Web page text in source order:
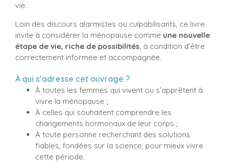
vie.
Loin des discours alarmistes ou culpabilisants, ce livre
invite à considérer la ménopause comme une nouvelle
étape de vie, riche de possibilités, à condition d’être
correctement informée et accompagnée.
À qui s’adresse cet ouvrage ?
À toutes les femmes qui vivent ou s’apprêtent à
vivre la ménopause ;
À celles qui souhaitent comprendre les
changements hormonaux de leur corps ;
À toute personne recherchant des solutions
fiables, fondées sur la science, pour mieux vivre
cette période.